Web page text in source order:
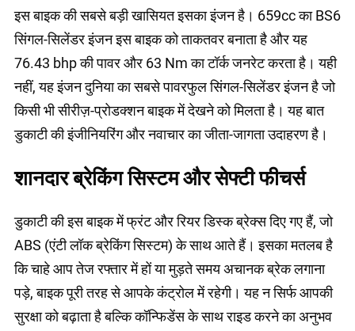
इस बाइक की सबसे बड़ी खासियत इसका इंजन है। 659cc का BS6
सिंगल-सिलेंडर इंजन इस बाइक को ताकतवर बनाता है और यह
76.43 bhp की पावर और 63 Nm का टॉर्क जनरेट करता है। यही
नहीं, यह इंजन दुनिया का सबसे पावरफुल सिंगल-सिलेंडर इंजन है जो
किसी भी सीरीज़-प्रोडक्शन बाइक में देखने को मिलता है। यह बात
डुकाटी की इंजीनियरिंग और नवाचार का जीता-जागता उदाहरण है।
शानदार ब्रेकिंग सिस्टम और सेफ्टी फीचर्स
डुकाटी की इस बाइक में फ्रंट और रियर डिस्क ब्रेक्स दिए गए हैं, जो
ABS (एंटी लॉक ब्रेकिंग सिस्टम) के साथ आते हैं। इसका मतलब है
कि चाहे आप तेज रफ्तार में हों या मुड़ते समय अचानक ब्रेक लगाना
पड़े, बाइक पूरी तरह से आपके कंट्रोल में रहेगी। यह न सिर्फ आपकी
सुरक्षा को बढ़ाता है बल्कि कॉन्फिडेंस के साथ राइड करने का अनुभव